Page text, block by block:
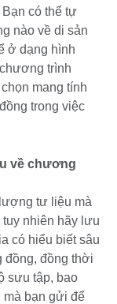
có thể tự
nào về di sản
ở dạng hình
trình
mang tính
trong việc
về chương
tư liệu mà
nhiên hãy lưu
có hiểu biết sâu
đồng, đồng thời
sưu tập, bao
mà bạn gửi để